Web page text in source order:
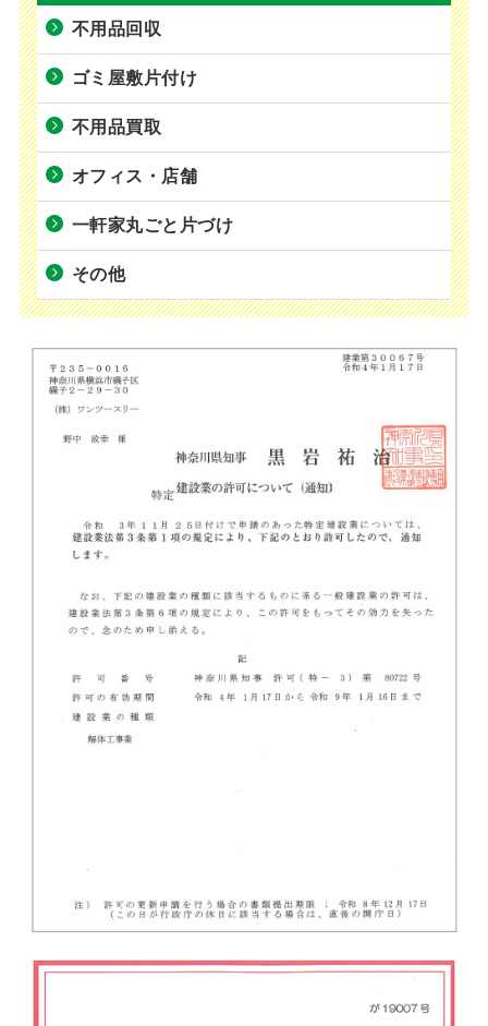
不用品回収
ゴミ屋敷片付け
不用品買取
オフィス・店舗
一軒家丸ごと片づけ
その他